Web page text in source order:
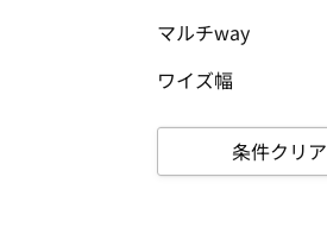
マルチway
ワイズ幅
条件クリア